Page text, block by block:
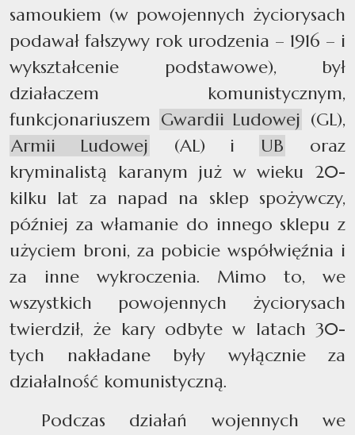
samoukiem (w powojennych życiorysach
podawał fałszywy rok urodzenia – 1916 – i
wykształcenie podstawowe), był
działaczem komunistycznym,
funkcjonariuszem Gwardii Ludowej (GL),
Armii Ludowej
(AL) i UB
oraz
kryminalistą karanym już w wieku 20-
kilku lat za napad na sklep spożywczy,
później za włamanie do innego sklepu z
użyciem broni, za pobicie współwięźnia i
za inne wykroczenia. Mimo to, we
wszystkich powojennych życiorysach
twierdził, że kary odbyte w latach 30-
tych nakładane były wyłącznie za
działalność komunistyczną.
Podczas działań wojennych we